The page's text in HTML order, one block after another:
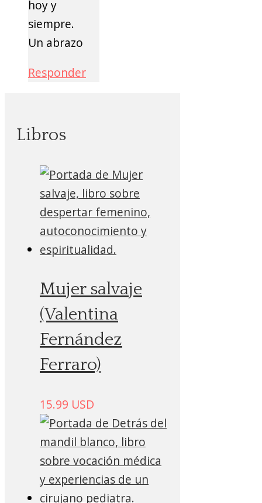
hoy y
siempre.
Un abrazo
Responder
Libros
Mujer salvaje
(Valentina
Fernández
Ferraro)
15.99 USD